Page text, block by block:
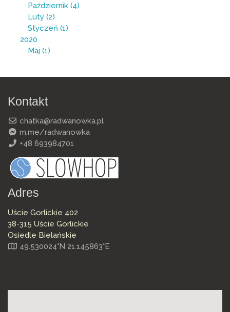
Październik (4)
Luty (2)
Styczeń (1)
2020
Maj (1)
Kontakt
chatka@radwanowka.pl
m.me/radwanowka
+48 693984701
Adres
Uście Gorlickie 402
38-315 Uście Gorlickie
Osiedle Bielańskie
49.530024°N 21.145863°E